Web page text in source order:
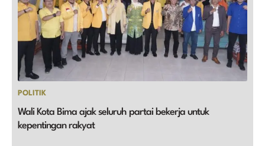
POLITIK
Wali Kota Bima ajak seluruh partai bekerja untuk
kepentingan rakyat